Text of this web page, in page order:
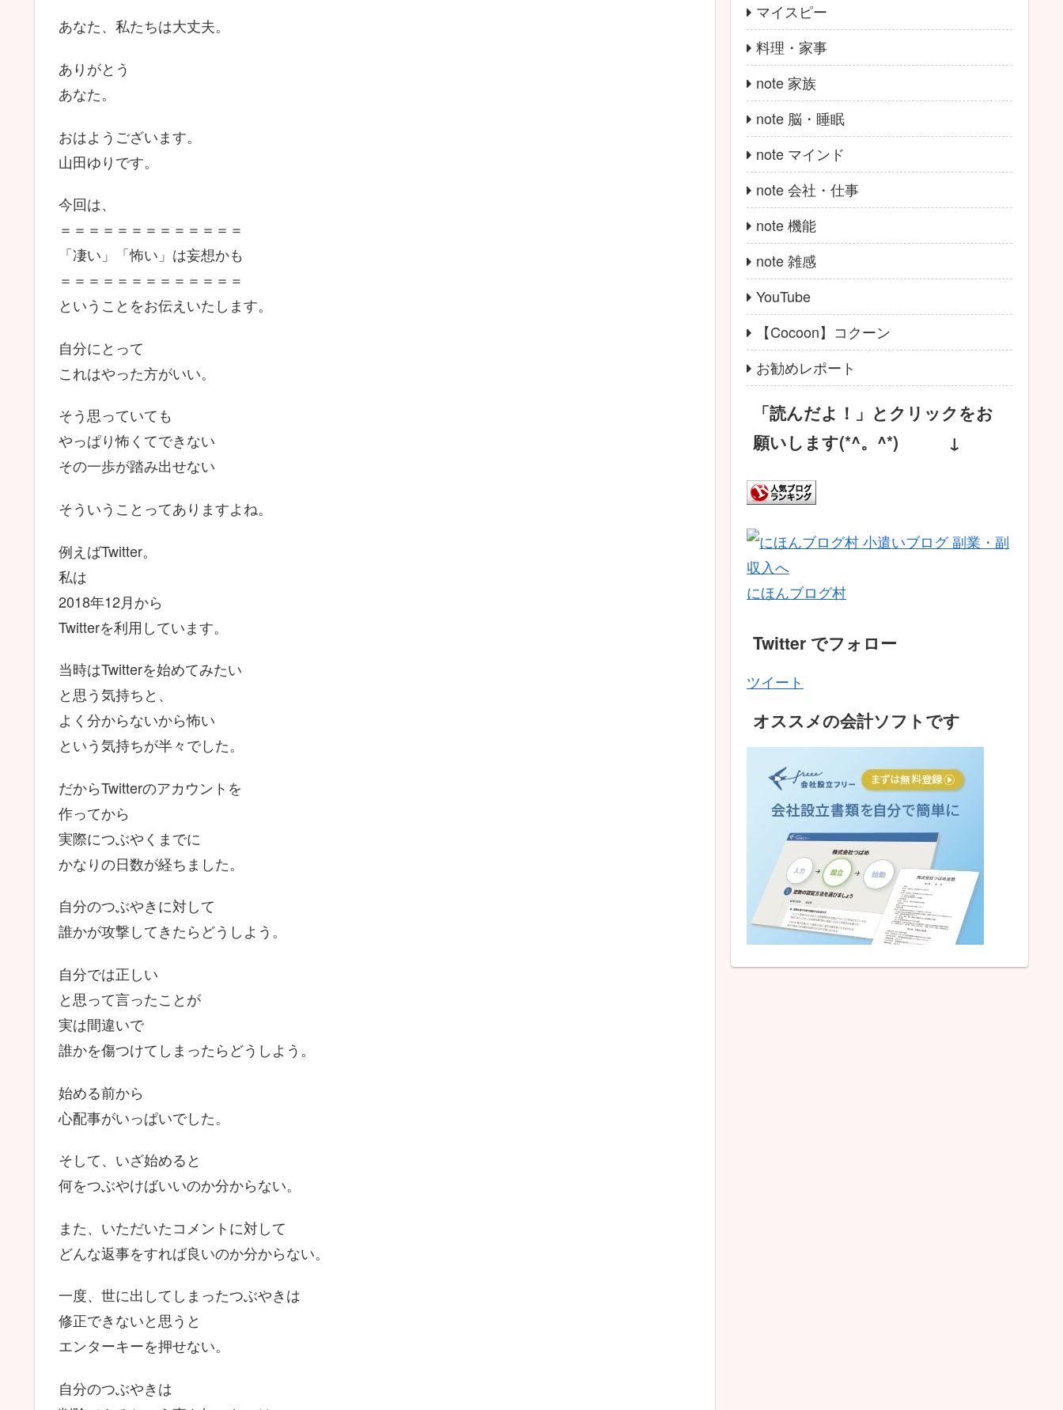
あなた、私たちは大丈夫。
ありがとう
あなた。
おはようございます。
山田ゆりです。
今回は、
＝＝＝＝＝＝＝＝＝＝＝＝＝
「凄い」「怖い」は妄想かも
＝＝＝＝＝＝＝＝＝＝＝＝＝
ということをお伝えいたします。
自分にとって
これはやった方がいい。
そう思っていても
やっぱり怖くてできない
その一歩が踏み出せない
そういうことってありますよね。
例えばTwitter。
私は
2018年12月から
Twitterを利用しています。
当時はTwitterを始めてみたい
と思う気持ちと、
よく分からないから怖い
という気持ちが半々でした。
だからTwitterのアカウントを
作ってから
実際につぶやくまでに
かなりの日数が経ちました。
自分のつぶやきに対して
誰かが攻撃してきたらどうしよう。
自分では正しい
と思って言ったことが
実は間違いで
誰かを傷つけてしまったらどうしよう。
始める前から
心配事がいっぱいでした。
そして、いざ始めると
何をつぶやけばいいのか分からない。
また、いただいたコメントに対して
どんな返事をすれば良いのか分からない。
一度、世に出してしまったつぶやきは
修正できないと思うと
エンターキーを押せない。
自分のつぶやきは
マイスピー
料理・家事
note 家族
note 脳・睡眠
note マインド
note 会社・仕事
note 機能
note 雑感
YouTube
【Cocoon】コクーン
お勧めレポート
「読んだよ！」とクリックをお
願いします(*^。^*) ↓
にほんブログ村
Twitter でフォロー
ツイート
オススメの会計ソフトです